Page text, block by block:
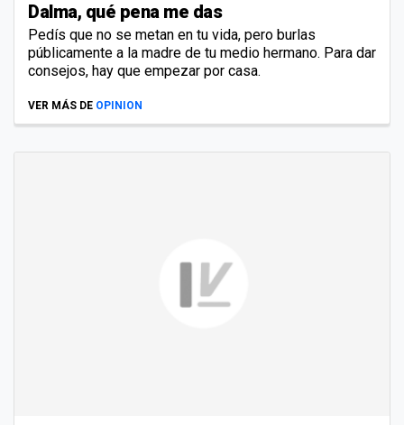
Dalma, qué pena me das
Pedís que no se metan en tu vida, pero burlas
públicamente a la madre de tu medio hermano. Para dar
consejos, hay que empezar por casa.
VER MÁS DE OPINION